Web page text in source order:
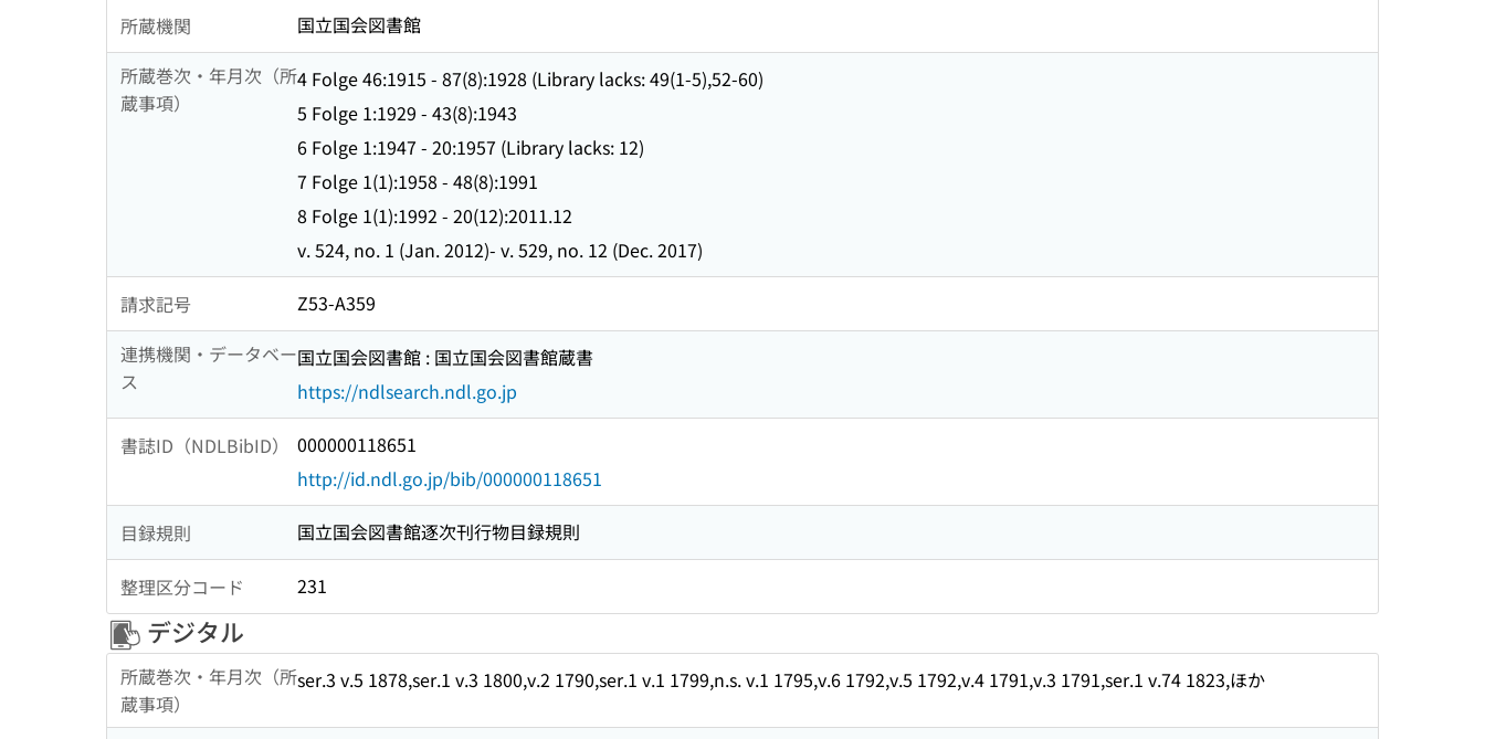
所蔵機関
国立国会図書館
所蔵巻次・年月次（所
蔵事項）
4 Folge 46:1915 - 87(8):1928 (Library lacks: 49(1-5),52-60)
5 Folge 1:1929 - 43(8):1943
6 Folge 1:1947 - 20:1957 (Library lacks: 12)
7 Folge 1(1):1958 - 48(8):1991
8 Folge 1(1):1992 - 20(12):2011.12
v. 524, no. 1 (Jan. 2012)- v. 529, no. 12 (Dec. 2017)
請求記号
Z53-A359
連携機関・データベー
ス
国立国会図書館 : 国立国会図書館蔵書
https://ndlsearch.ndl.go.jp
書誌ID（NDLBibID）
000000118651
http://id.ndl.go.jp/bib/000000118651
目録規則 国立国会図書館逐次刊行物目録規則
整理区分コード 231
デジタル
所蔵巻次・年月次（所
蔵事項）
ser.3 v.5 1878,ser.1 v.3 1800,v.2 1790,ser.1 v.1 1799,n.s. v.1 1795,v.6 1792,v.5 1792,v.4 1791,v.3 1791,ser.1 v.74 1823,ほか